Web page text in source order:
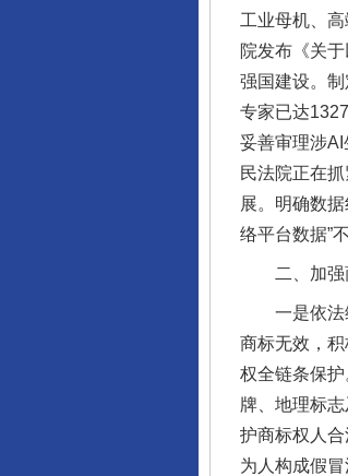
工业母机、
院发布《关
强国建设。
专家已达
妥善审理涉
民法院正在
展。明确数
络平台数据”
二、加强
一是依法维
商标无效，
权全链条保
牌、地理标
护商标权人
为人构成假